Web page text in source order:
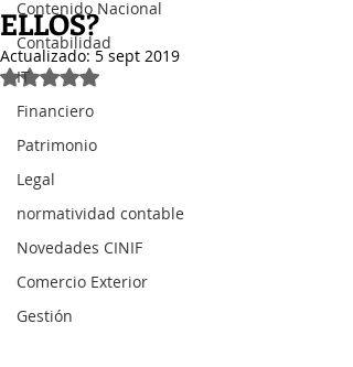
Contenido Nacional
Contabilidad
IT
Financiero
Patrimonio
Legal
normatividad contable
Novedades CINIF
Comercio Exterior
Gestión
ELLOS?
Actualizado:5 sept 2019
Obtuvo NaN de 5 estrellas.